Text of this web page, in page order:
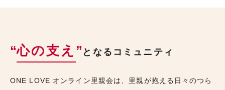
“心の支え ” となるコミュニティ
ONE LOVE オンライン里親会は、里親が抱える日々のつら